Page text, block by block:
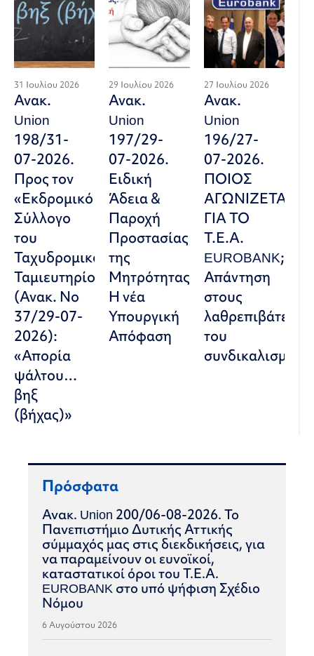
31 Ιουλίου 2026
Ανακ.
Union
198/31-
07-2026.
Προς τον
«Εκδρομικό
Σύλλογο
του
Ταχυδρομικού
Ταμιευτηρίου»
(Ανακ. Νο
37/29-07-
2026):
«Απορία
ψάλτου…
βηξ
(βήχας)»
29 Ιουλίου 2026
Ανακ.
Union
197/29-
07-2026.
Ειδική
Άδεια &
Παροχή
Προστασίας
της
Μητρότητας:
Η νέα
Υπουργική
Απόφαση
27 Ιουλίου 2026
Ανακ.
Union
196/27-
07-2026.
ΠΟΙΟΣ
ΑΓΩΝΙΖΕΤΑΙ
ΓΙΑ ΤΟ
Τ.Ε.Α.
EUROBANK;
Απάντηση
στους
λαθρεπιβάτες
του
συνδικαλισμού
Πρόσφατα
Ανακ. Union 200/06-08-2026. Το
Πανεπιστήμιο Δυτικής Αττικής
σύμμαχός μας στις διεκδικήσεις, για
να παραμείνουν οι ευνοϊκοί,
καταστατικοί όροι του Τ.Ε.Α.
EUROBANK στο υπό ψήφιση Σχέδιο
Νόμου
6 Αυγούστου 2026